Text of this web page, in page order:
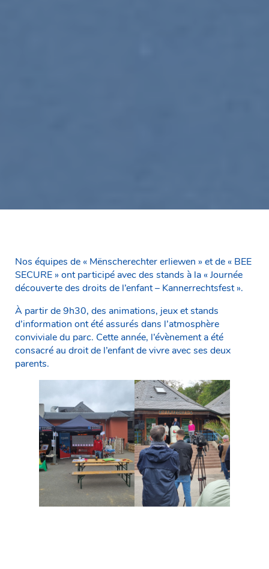
Nos équipes de « Mënscherechter erliewen » et de « BEE
SECURE » ont participé avec des stands à la « Journée
découverte des droits de l’enfant – Kannerrechtsfest ».
À partir de 9h30, des animations, jeux et stands
d’information ont été assurés dans l’atmosphère
conviviale du parc. Cette année, l’évènement a été
consacré au droit de l’enfant de vivre avec ses deux
parents.